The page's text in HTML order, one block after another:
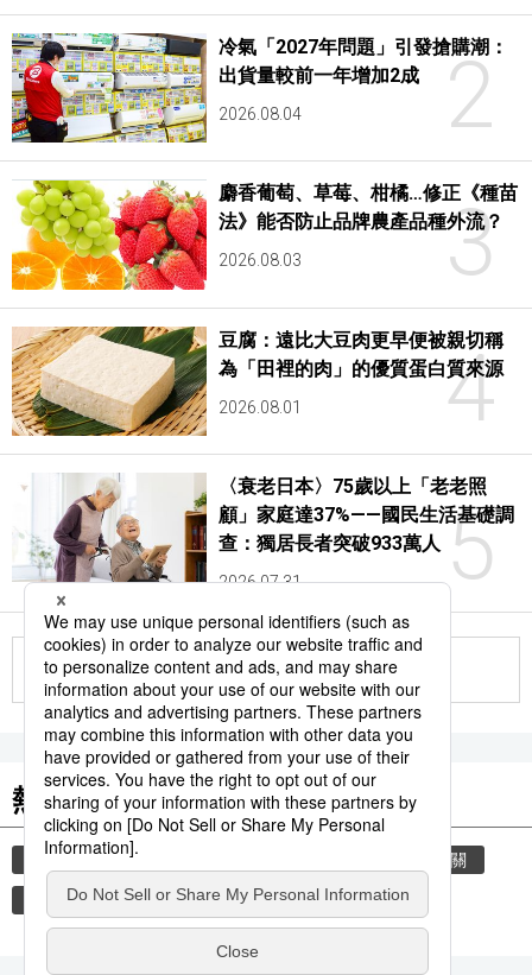
2
冷氣「2027年問題」引發搶購潮：
出貨量較前一年增加2成
2026.08.04
3
麝香葡萄、草莓、柑橘…修正《種苗
法》能否防止品牌農產品種外流？
2026.08.03
4
豆腐：遠比大豆肉更早便被親切稱
為「田裡的肉」的優質蛋白質來源
2026.08.01
5
〈衰老日本〉75歲以上「老老照
顧」家庭達37%——國民生活基礎調
查：獨居長者突破933萬人
2026.07.31
更多
熱門關鍵詞
教育 歷史 玄關
娛樂 臺灣 中國